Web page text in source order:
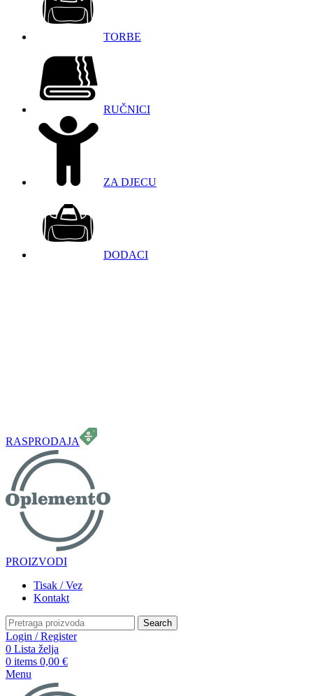
TORBE
RUČNICI
ZA DJECU
DODACI
RASPRODAJA
PROIZVODI
Tisak / Vez
Kontakt
Search
Login / Register
0 Lista želja
0 items 0,00 €
Menu